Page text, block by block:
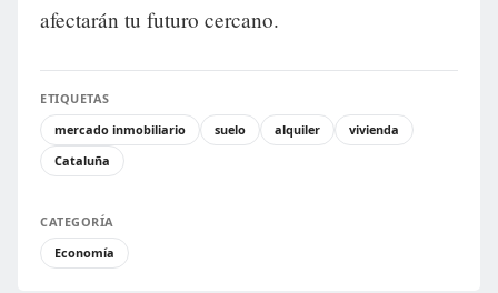
afectarán tu futuro cercano.
ETIQUETAS
mercado inmobiliario
suelo alquiler
vivienda
Cataluña
CATEGORÍA
Economía